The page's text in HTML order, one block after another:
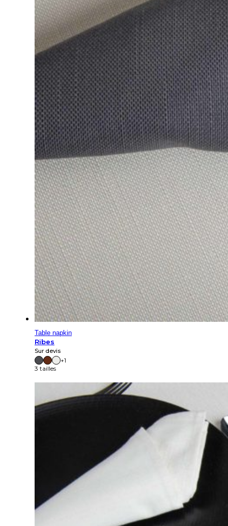
Table napkin
Ribes
Sur devis
+1
3 tailles